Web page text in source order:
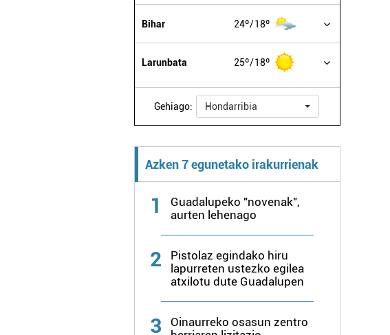
Bihar 24º 18º
Larunbata 25º 18º
Gehiago: Hondarribia
Azken 7 egunetako irakurrienak
1
Guadalupeko "novenak",
aurten lehenago
2
Pistolaz egindako hiru
lapurreten ustezko egilea
atxilotu dute Guadalupen
3
Oinaurreko osasun zentro